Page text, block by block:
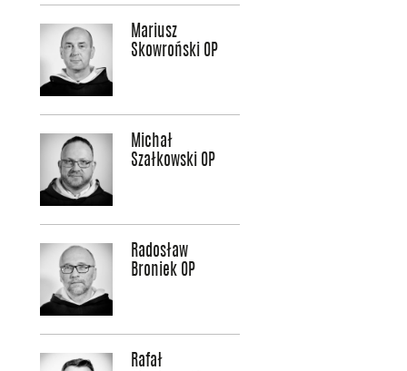
Mariusz
Skowroński OP
Michał
Szałkowski OP
Radosław
Broniek OP
Rafał